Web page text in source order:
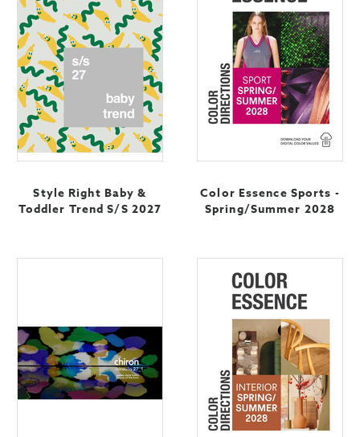
Style Right Baby &
Toddler Trend S/S 2027
Color Essence Sports -
Spring/Summer 2028